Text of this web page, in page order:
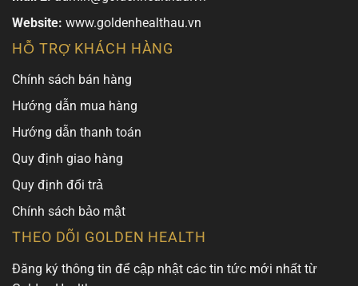
Website: www.goldenhealthau.vn
HỖ TRỢ KHÁCH HÀNG
Chính sách bán hàng
Hướng dẫn mua hàng
Hướng dẫn thanh toán
Quy định giao hàng
Quy định đổi trả
Chính sách bảo mật
THEO DÕI GOLDEN HEALTH
Đăng ký thông tin để cập nhật các tin tức mới nhất từ